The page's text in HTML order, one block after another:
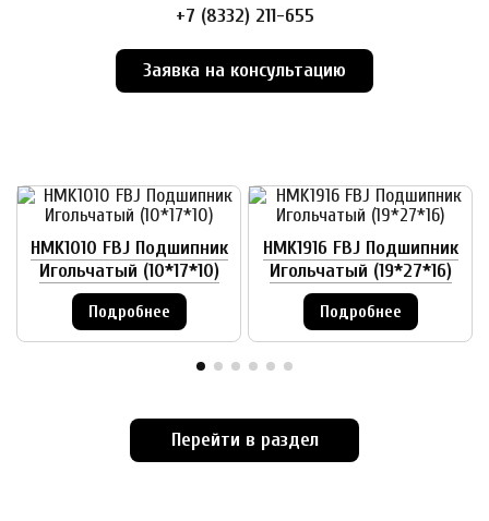
+7 (8332) 211-655
Заявка на консультацию
HMK1010 FBJ Подшипник
Игольчатый (10*17*10)
Подробнее
HMK1916 FBJ Подшипник
Игольчатый (19*27*16)
Подробнее
Перейти в раздел